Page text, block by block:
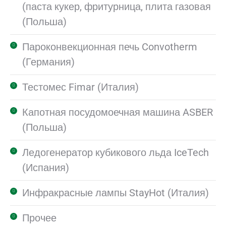
(паста кукер, фритурница, плита газовая
(Польша)
Пароконвекционная печь Convotherm
(Германия)
Тестомес Fimar (Италия)
Капотная посудомоечная машина ASBER
(Польша)
Ледогенератор кубикового льда IceTech
(Испания)
Инфракрасные лампы StayHot (Италия)
Прочее